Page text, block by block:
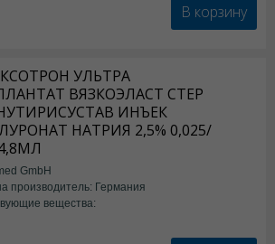
В корзину
УЛЬТРА
ВЯЗКОЭЛАСТ СТЕР
ИНЪЕК
НАТРИЯ 2,5% 0,025/
GmbH
производитель: Германия
вещества: